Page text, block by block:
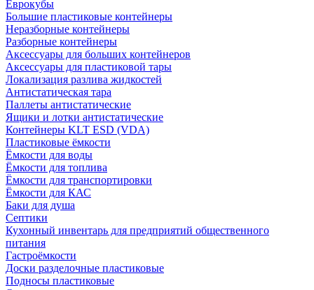
Еврокубы
Большие пластиковые контейнеры
Неразборные контейнеры
Разборные контейнеры
Аксессуары для больших контейнеров
Аксессуары для пластиковой тары
Локализация разлива жидкостей
Антистатическая тара
Паллеты антистатические
Ящики и лотки антистатические
Контейнеры KLT ESD (VDA)
Пластиковые ёмкости
Ёмкости для воды
Ёмкости для топлива
Ёмкости для транспортировки
Ёмкости для КАС
Баки для душа
Септики
Кухонный инвентарь для предприятий общественного
питания
Гастроёмкости
Доски разделочные пластиковые
Подносы пластиковые